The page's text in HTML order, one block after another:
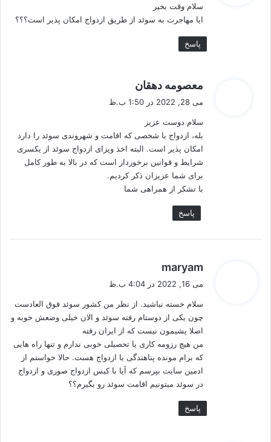
:
سلام وقت بخیر
ایا مهاجرت به سوئد از طریق ازدواج امکان پذیر است؟؟؟
پاسخ
معصومه دهقان
می 28, 2022 در 1:50 ب.ظ
سلام دوست عزیز
بله، ازدواج با شخصی که اقامت و شهروندی سوئد را دارد
امکان پذیر است. البته اخذ ویزای ازدواج سوئد از یکسری
شرایط و قوانین برخوردار است که در بالا به طور کامل
برای شما عزیزان ذکر کردیم.
با تشکر از همراهی شما
پاسخ
maryam
:
می 16, 2022 در 4:04 ب.ظ
سلام خسته نباشید. از نظر من کشور سوئد فوق العادست
چون یکی از دوستام رفته سوئد و الان خیلی وضعش خوبه و
اصلا پشیمون نیست که از ایران رفته
من هیچ رزومه کاری یا تحصیلی خوبی ندارم و تنها راه هایی
که برام مونده پناهندگی یا ازدواج هست. حالا خواستم از
ادمین سایت بپرسم که آیا با کیس ازدواج صوری و ازدواج
در سوئد میتونیم اقامت سوئد رو بگیرم؟؟
پاسخ